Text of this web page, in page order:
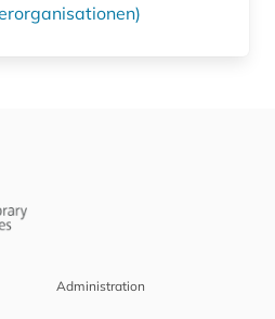
Administration